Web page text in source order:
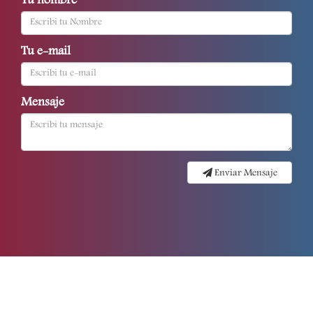
Tu e-mail
Mensaje
Enviar Mensaje